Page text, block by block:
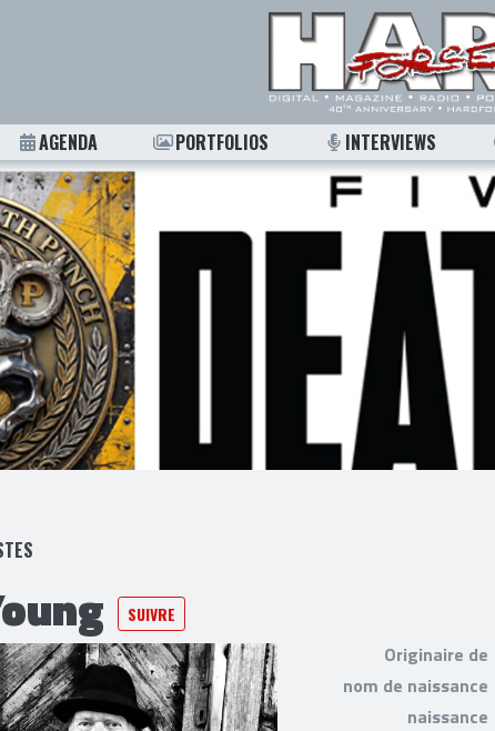
AGENDA PORTFOLIOS INTERVIEWS
SUIVRE
Originaire de
nom de naissance
naissance